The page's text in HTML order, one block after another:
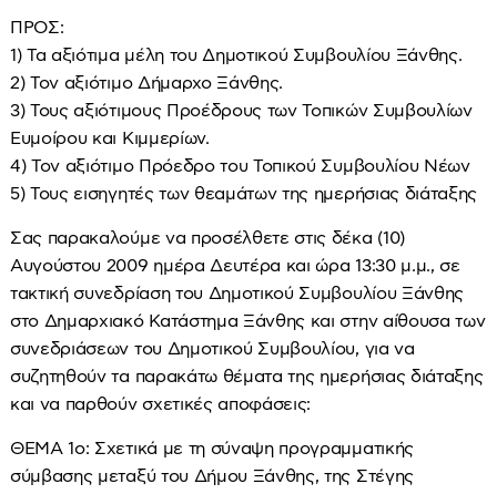
ΠΡΟΣ:
1) Τα αξιότιμα μέλη του Δημοτικού Συμβουλίου Ξάνθης.
2) Τον αξιότιμο Δήμαρχο Ξάνθης.
3) Τους αξιότιμους Προέδρους των Τοπικών Συμβουλίων
Ευμοίρου και Κιμμερίων.
4) Τον αξιότιμο Πρόεδρο του Τοπικού Συμβουλίου Νέων
5) Τους εισηγητές των θεαμάτων της ημερήσιας διάταξης
Σας παρακαλούμε να προσέλθετε στις δέκα (10)
Αυγούστου 2009 ημέρα Δευτέρα και ώρα 13:30 μ.μ., σε
τακτική συνεδρίαση του Δημοτικού Συμβουλίου Ξάνθης
στο Δημαρχιακό Κατάστημα Ξάνθης και στην αίθουσα των
συνεδριάσεων του Δημοτικού Συμβουλίου, για να
συζητηθούν τα παρακάτω θέματα της ημερήσιας διάταξης
και να παρθούν σχετικές αποφάσεις:
ΘΕΜΑ 1ο: Σχετικά με τη σύναψη προγραμματικής
σύμβασης μεταξύ του Δήμου Ξάνθης, της Στέγης